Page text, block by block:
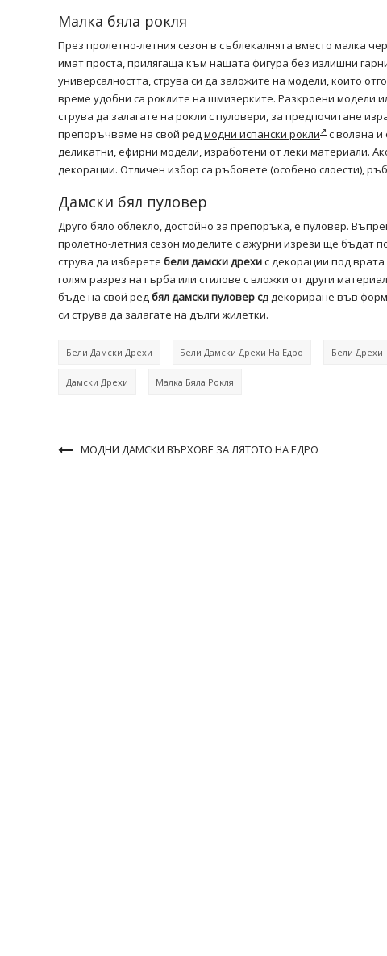
Малка бяла рокля
През пролетно-летния сезон в съблекалнята вместо малка
имат проста, прилягаща към нашата фигура без излишни
универсалността, струва си да заложите на модели, които
време удобни са роклите на шмизерките. Разкроени модели
струва да залагате на рокли с пуловери, за предпочитане
препоръчваме на свой редмодни испански рокли с волана и
деликатни, ефирни модели, изработени от леки материали.
декорации. Отличен избор са ръбовете (особено слоести),
Дамски бял пуловер
Друго бяло облекло, достойно за препоръка, е пуловер.
пролетно-летния сезон моделите с ажурни изрези ще бъдат
струва да изберете бели дамски дрехис декорации под
голям разрез на гърба или стилове с вложки от други
бъде на свой редбял дамски пуловер сд декориране във
си струва да залагате на дълги жилетки.
Бели Дамски Дрехи Бели Дамски Дрехи На Едро Бели Дрехи
Дамски Дрехи Малка Бяла Рокля
МОДНИ ДАМСКИ ВЪРХОВЕ ЗА ЛЯТОТО НА ЕДРО